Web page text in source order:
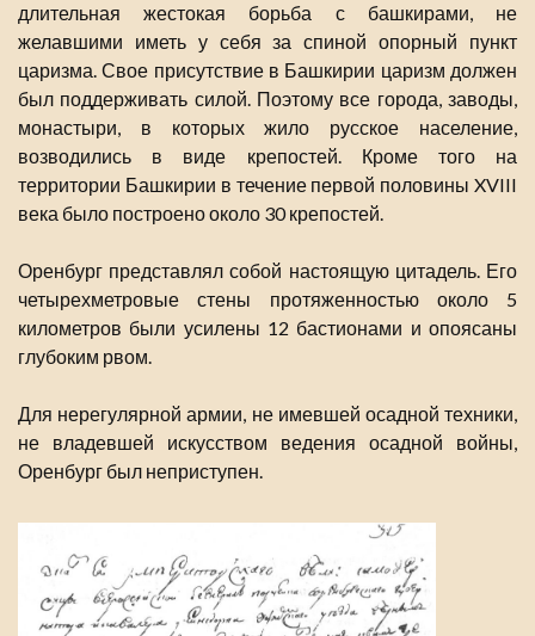
длительная жестокая борьба с башкирами, не
желавшими иметь у себя за спиной опорный пункт
царизма. Свое присутствие в Башкирии царизм должен
был поддерживать силой. Поэтому все города, заводы,
монастыри, в которых жило русское население,
возводились в виде крепостей. Кроме того на
территории Башкирии в течение первой половины XVIII
века было построено около 30 крепостей.
Оренбург представлял собой настоящую цитадель. Его
четырехметровые стены протяженностью около 5
километров были усилены 12 бастионами и опоясаны
глубоким рвом.
Для нерегулярной армии, не имевшей осадной техники,
не владевшей искусством ведения осадной войны,
Оренбург был неприступен.